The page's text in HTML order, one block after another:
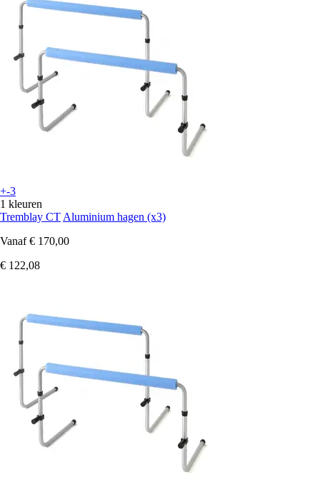
+-3
1 kleuren
Tremblay CT Aluminium hagen (x3)
Vanaf € 170,00
€ 122,08